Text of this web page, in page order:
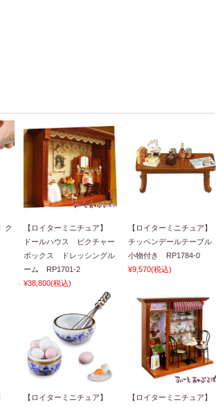
ク
【ロイターミニチュア】
ドールハウス ピクチャー
ボックス ドレッシングル
ーム RP1701-2
¥38,800(税込)
【ロイターミニチュア】
チッペンデールテーブル
小物付き RP1784-0
¥9,570(税込)
【ロイターミニチュア】
【ロイターミニチュア】